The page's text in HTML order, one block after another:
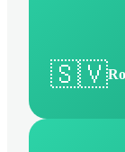
🇸🇻